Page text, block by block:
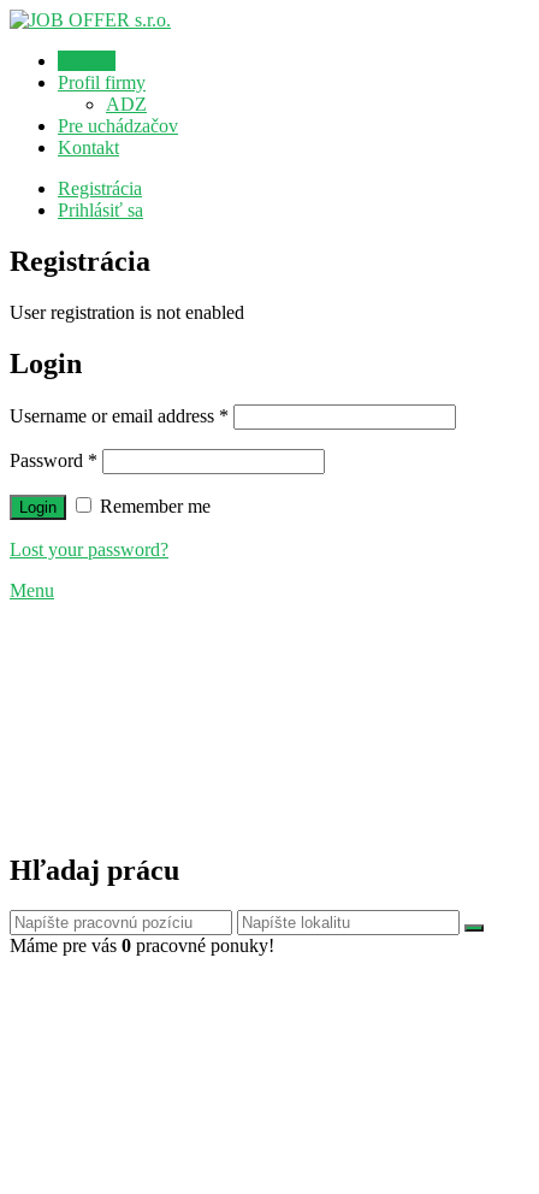
Profil firmy
ADZ
Pre uchádzačov
Kontakt
Registrácia
Prihlásiť sa
Registrácia
User registration is not enabled
Login
Username or email address *
Password *
Remember me
Lost your password?
Menu
Hľadaj prácu
Máme pre vás 0 pracovné ponuky!